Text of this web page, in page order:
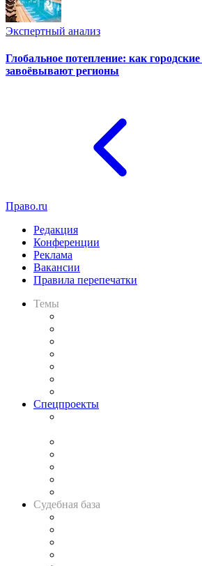
Экспертный анализ
Глобальное потепление: как
завоёвывают регионы
Право.ru
Редакция
Конференции
Реклама
Вакансии
Правила перепечатки
Темы
Спецпроекты
Судебная база